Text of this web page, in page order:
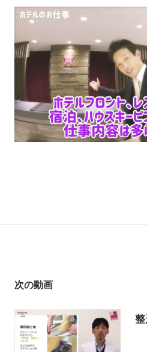
次の動画